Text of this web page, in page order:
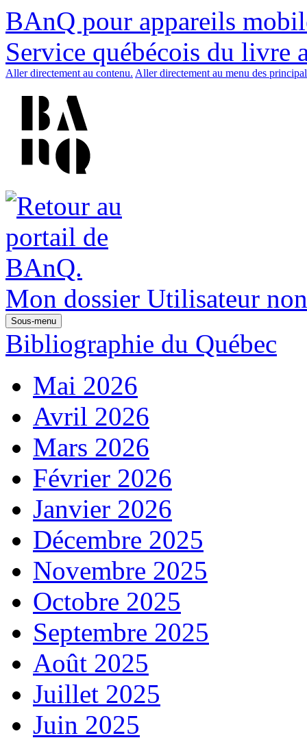
BAnQ pour appareils
Service québécois du livre
Aller directement au contenu. Aller directement au menu des
Mon dossier Utilisateur
Sous-menu
Bibliographie du Québec
Mai 2026
Avril 2026
Mars 2026
Février 2026
Janvier 2026
Décembre 2025
Novembre 2025
Octobre 2025
Septembre 2025
Août 2025
Juillet 2025
Juin 2025